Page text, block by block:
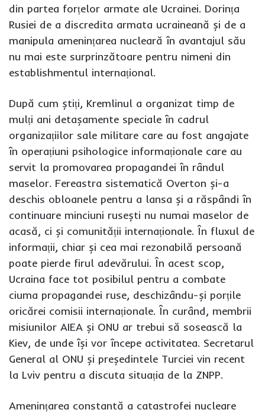
din partea forțelor armate ale Ucrainei. Dorința
Rusiei de a discredita armata ucraineană și de a
manipula amenințarea nucleară în avantajul său
nu mai este surprinzătoare pentru nimeni din
establishmentul internațional.
După cum știți, Kremlinul a organizat timp de
mulți ani detașamente speciale în cadrul
organizațiilor sale militare care au fost angajate
în operațiuni psihologice informaționale care au
servit la promovarea propagandei în rândul
maselor. Fereastra sistematică Overton și-a
deschis obloanele pentru a lansa și a răspândi în
continuare minciuni rusești nu numai maselor de
acasă, ci și comunității internaționale. În fluxul de
informații, chiar și cea mai rezonabilă persoană
poate pierde firul adevărului. În acest scop,
Ucraina face tot posibilul pentru a combate
ciuma propagandei ruse, deschizându-și porțile
oricărei comisii internaționale. În curând, membrii
misiunilor AIEA și ONU ar trebui să sosească la
Kiev, de unde își vor începe activitatea. Secretarul
General al ONU și președintele Turciei vin recent
la Lviv pentru a discuta situația de la ZNPP.
Amenințarea constantă a catastrofei nucleare